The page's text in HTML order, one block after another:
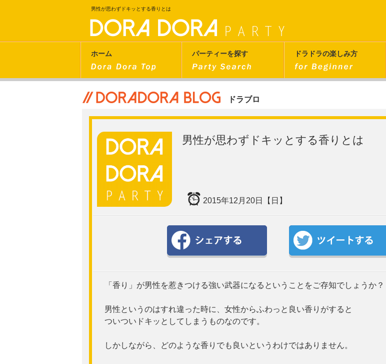
男性が思わずドキッとする香りとは
ホーム パーティーを探す ドラドラの楽しみ方
ドラブロ
男性が思わずドキッとする香りとは
2015年12月20日【日】
「香り」が男性を惹きつける強い武器になるということをご存知でしょうか？
男性というのはすれ違った時に、女性からふわっと良い香りがすると
ついついドキッとしてしまうものなのです。
しかしながら、どのような香りでも良いというわけではありません。